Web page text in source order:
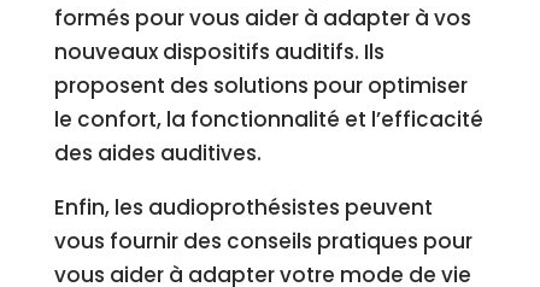
formés pour vous aider à adapter à vos
nouveaux dispositifs auditifs. Ils
proposent des solutions pour optimiser
le confort, la fonctionnalité et l’efficacité
des aides auditives.
Enfin, les audioprothésistes peuvent
vous fournir des conseils pratiques pour
vous aider à adapter votre mode de vie